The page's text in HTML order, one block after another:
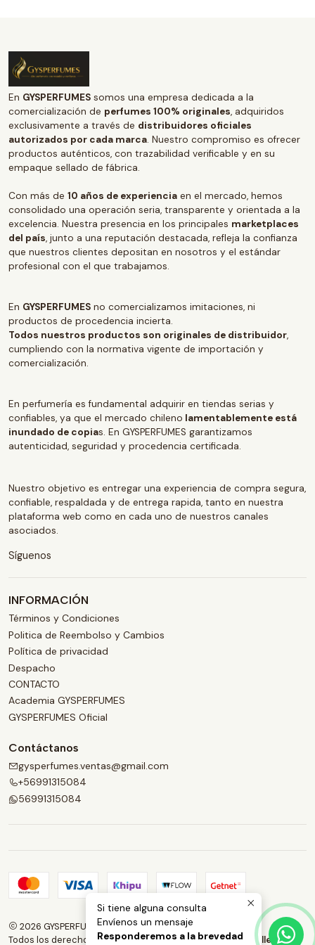
En GYSPERFUMES somos una empresa dedicada a la
comercialización de perfumes 100% originales, adquiridos
exclusivamente a través de distribuidores oficiales
autorizados por cada marca. Nuestro compromiso es ofrecer
productos auténticos, con trazabilidad verificable y en su
empaque sellado de fábrica.
Con más de 10 años de experiencia en el mercado, hemos
consolidado una operación seria, transparente y orientada a la
excelencia. Nuestra presencia en los principales marketplaces
del país, junto a una reputación destacada, refleja la confianza
que nuestros clientes depositan en nosotros y el estándar
profesional con el que trabajamos.
En GYSPERFUMES no comercializamos imitaciones, ni
productos de procedencia incierta.
Todos nuestros productos son originales de distribuidor,
cumpliendo con la normativa vigente de importación y
comercialización.
En perfumería es fundamental adquirir en tiendas serias y
confiables, ya que el mercado chileno lamentablemente está
inundado de copias. En GYSPERFUMES garantizamos
autenticidad, seguridad y procedencia certificada.
Nuestro objetivo es entregar una experiencia de compra segura,
confiable, respaldada y de entrega rapida, tanto en nuestra
plataforma web como en cada uno de nuestros canales
asociados.
Síguenos
INFORMACIÓN
Términos y Condiciones
Politica de Reembolso y Cambios
Política de privacidad
Despacho
CONTACTO
Academia GYSPERFUMES
GYSPERFUMES Oficial
Contáctanos
gysperfumes.ventas@gmail.com
+56991315084
56991315084
2026 GYSPERFUMES.
Todos los derechos reservados.Desarrollado por Jumpseller
Si tiene alguna consulta
Envíenos un mensaje
Responderemos a la brevedad